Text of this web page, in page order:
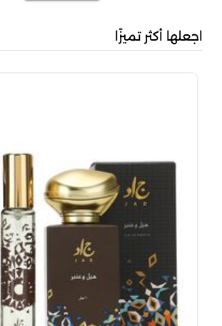
اجعلها أكثر تميزًا